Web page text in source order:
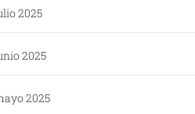
2025
2025
2025